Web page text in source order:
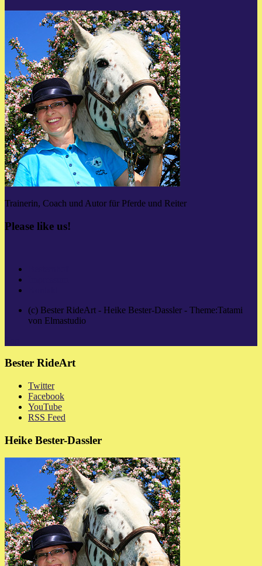
Trainerin, Coach und Autor für Pferde und Reiter
Please like us!
(c) Bester RideArt - Heike Bester-Dassler - Theme:Tatami
von Elmastudio
Bester RideArt
Twitter
Facebook
YouTube
RSS Feed
Heike Bester-Dassler